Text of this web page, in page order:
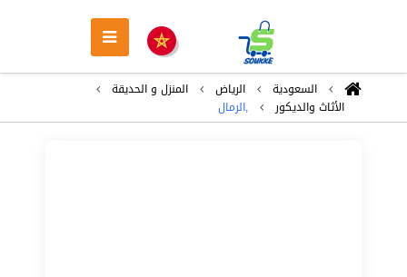
السعودية الرياض
المنزل و الحديقة
الأثاث والديكور
,الرمال